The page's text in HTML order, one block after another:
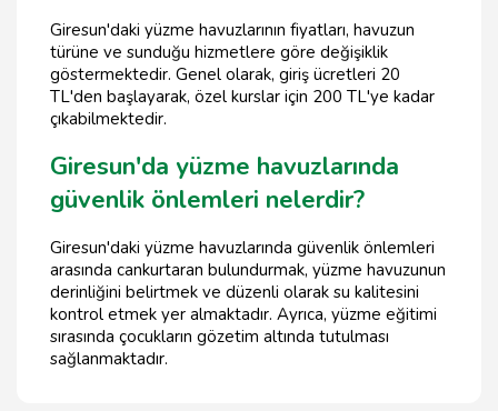
Giresun'daki yüzme havuzlarının fiyatları, havuzun
türüne ve sunduğu hizmetlere göre değişiklik
göstermektedir. Genel olarak, giriş ücretleri 20
TL'den başlayarak, özel kurslar için 200 TL'ye kadar
çıkabilmektedir.
Giresun'da yüzme havuzlarında
güvenlik önlemleri nelerdir?
Giresun'daki yüzme havuzlarında güvenlik önlemleri
arasında cankurtaran bulundurmak, yüzme havuzunun
derinliğini belirtmek ve düzenli olarak su kalitesini
kontrol etmek yer almaktadır. Ayrıca, yüzme eğitimi
sırasında çocukların gözetim altında tutulması
sağlanmaktadır.